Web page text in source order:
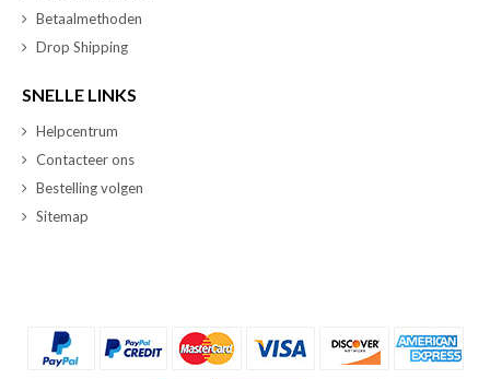
Betaalmethoden
Drop Shipping
SNELLE LINKS
Helpcentrum
Contacteer ons
Bestelling volgen
Sitemap